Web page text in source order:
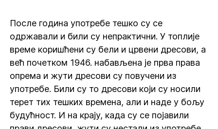
После година употребе тешко су се
одржавали и били су непрактични. У топлије
време коришћени су бели и црвени дресови, а
већ почетком 1946. набављена је прва права
опрема и жути дресови су повучени из
употребе. Били су то дресови који су носили
терет тих тешких времена, али и наде у бољу
будућност. И на крају, када су се појавили